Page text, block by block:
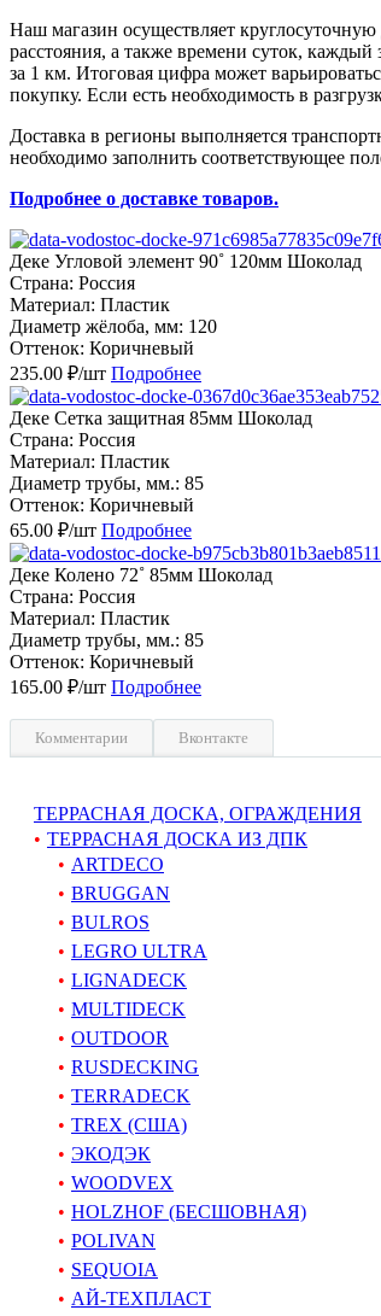
Наш магазин осуществляет
расстояния, а также времени суток,
за 1 км. Итоговая цифра может
покупку. Если есть необходимость в
Доставка в регионы выполняется
необходимо заполнить соответствующее
Подробнее о доставке товаров.
Деке Угловой элемент 90˚ 120мм Шоколад
Страна: Россия
Материал: Пластик
Диаметр жёлоба, мм: 120
Оттенок: Коричневый
235.00 ₽/шт Подробнее
Деке Сетка защитная 85мм Шоколад
Страна: Россия
Материал: Пластик
Диаметр трубы, мм.: 85
Оттенок: Коричневый
65.00 ₽/шт Подробнее
Деке Колено 72˚ 85мм Шоколад
Страна: Россия
Материал: Пластик
Диаметр трубы, мм.: 85
Оттенок: Коричневый
165.00 ₽/шт Подробнее
Комментарии Вконтакте
ТЕРРАСНАЯ ДОСКА, ОГРАЖДЕНИЯ
ТЕРРАСНАЯ ДОСКА ИЗ ДПК
ARTDECO
BRUGGAN
BULROS
LEGRO ULTRA
LIGNADECK
MULTIDECK
OUTDOOR
RUSDECKING
TERRADECK
TREX (США)
ЭКОДЭК
WOODVEX
HOLZHOF (БЕСШОВНАЯ)
POLIVAN
SEQUOIA
АЙ-ТЕХПЛАСТ